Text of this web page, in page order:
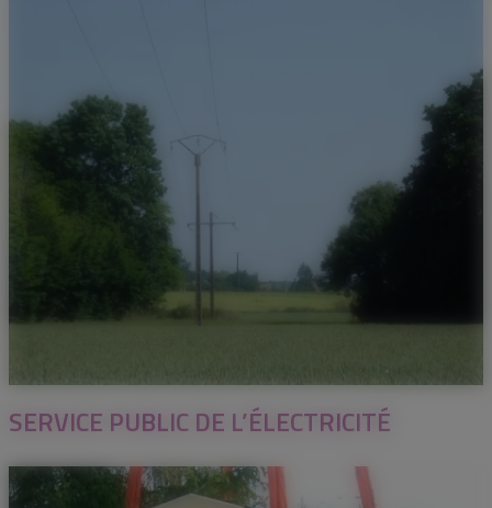
SERVICE PUBLIC DE L’ÉLECTRICITÉ